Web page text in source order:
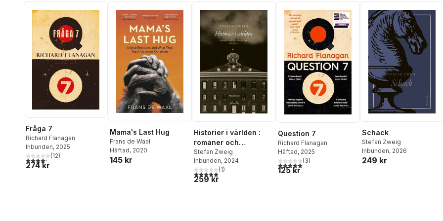
Fråga 7
Richard Flanagan
Inbunden, 2025
4,2utav 5 stjärnor. Totalt antal röster:
(12)
274 kr
Mama's Last Hug
Frans de Waal
Häftad, 2020
145 kr
Historier i världen :
romaner och
kortromaner 1910-
1942
Stefan Zweig
Inbunden, 2024
5,0utav 5 stjärnor. Totalt antal röster:
(1)
259 kr
Question 7
Richard Flanagan
Häftad, 2025
5,0utav 5 stjärnor. Totalt antal röster:
(3)
125 kr
Schack
Stefan Zweig
Inbunden, 2026
249 kr